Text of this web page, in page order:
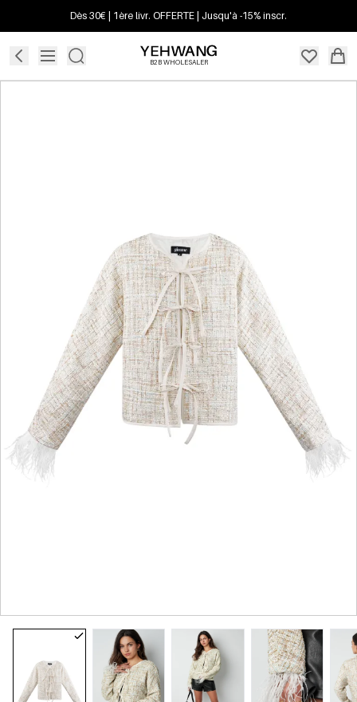
Dès 30€ | 1ère livr. OFFERTE | Jusqu'à -15% inscr.
B2B WHOLESALER